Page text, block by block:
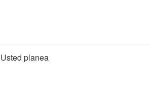
Usted planea